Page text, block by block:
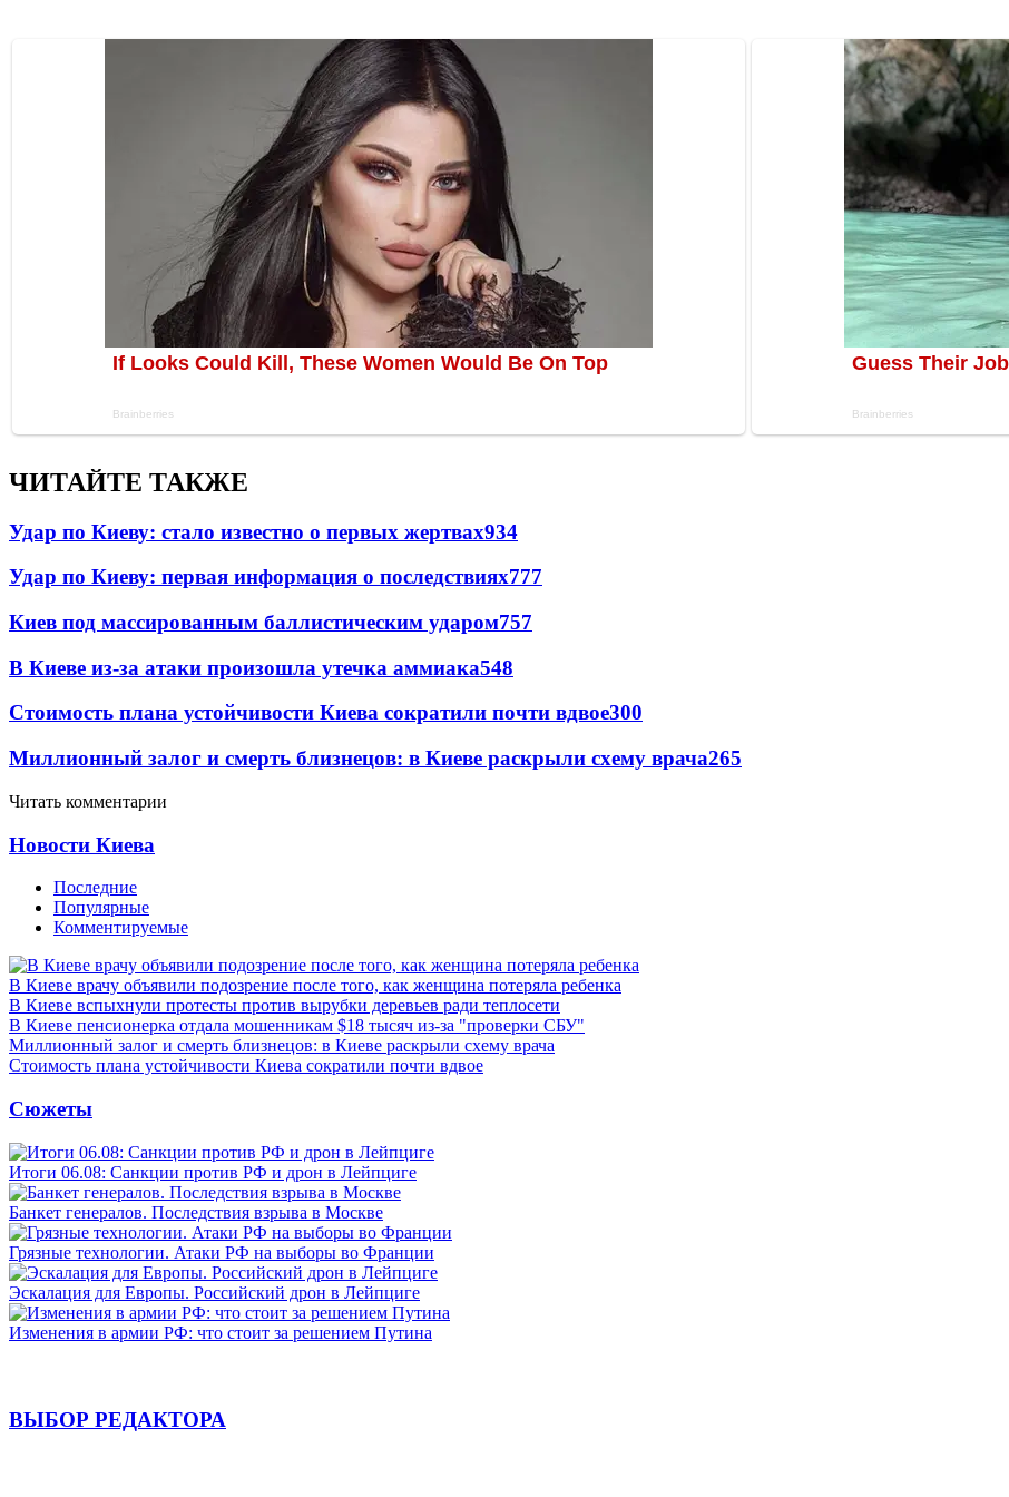
ЧИТАЙТЕ ТАКЖЕ
Удар по Киеву: стало известно о первых жертвах934
Удар по Киеву: первая информация о последствиях777
Киев под массированным баллистическим ударом757
В Киеве из-за атаки произошла утечка аммиака548
Стоимость плана устойчивости Киева сократили почти вдвое300
Миллионный залог и смерть близнецов: в Киеве раскрыли схему врача265
Читать комментарии
Новости Киева
Последние
Популярные
Комментируемые
В Киеве врачу объявили подозрение после того, как женщина потеряла ребенка
В Киеве вспыхнули протесты против вырубки деревьев ради теплосети
В Киеве пенсионерка отдала мошенникам $18 тысяч из-за "проверки СБУ"
Миллионный залог и смерть близнецов: в Киеве раскрыли схему врача
Стоимость плана устойчивости Киева сократили почти вдвое
Сюжеты
Итоги 06.08: Санкции против РФ и дрон в Лейпциге
Банкет генералов. Последствия взрыва в Москве
Грязные технологии. Атаки РФ на выборы во Франции
Эскалация для Европы. Российский дрон в Лейпциге
Изменения в армии РФ: что стоит за решением Путина
ВЫБОР РЕДАКТОРА